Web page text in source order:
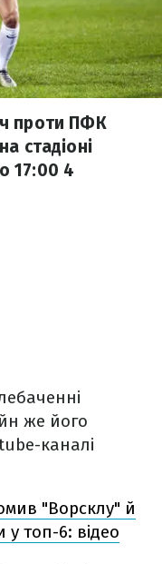
проти ПФК
стадіоні
17:00 4
же його
каналі
"Ворсклу" й
топ-6: відео